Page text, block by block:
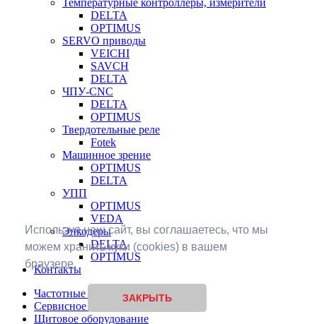
Используя наш сайт, вы соглашаетесь, что мы
можем хранить куки (cookies) в вашем
браузере.
ЗАКРЫТЬ
Температурные контроллеры, измерители
DELTA
OPTIMUS
SERVO приводы
VEICHI
SAVCH
DELTA
ЧПУ-CNC
DELTA
OPTIMUS
Твердотельные реле
Fotek
Машинное зрение
OPTIMUS
DELTA
УПП
OPTIMUS
VEDA
Энкодеры
DELTA
OPTIMUS
Контакты
Частотные преобразователи
Сервисное обслуживание
Щитовое оборудование